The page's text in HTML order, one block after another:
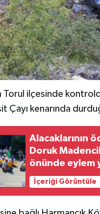
Torul ilçesinde
Çayı kenarında
Alacaklarının
Doruk
önünde eylem
İçeriği Görüntüle